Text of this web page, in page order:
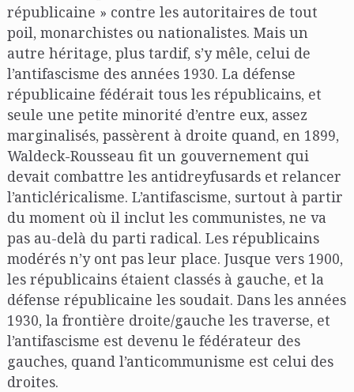
républicaine » contre les autoritaires de tout
poil, monarchistes ou nationalistes. Mais un
autre héritage, plus tardif, s’y mêle, celui de
l’antifascisme des années 1930. La défense
républicaine fédérait tous les républicains, et
seule une petite minorité d’entre eux, assez
marginalisés, passèrent à droite quand, en 1899,
Waldeck-Rousseau fit un gouvernement qui
devait combattre les antidreyfusards et relancer
l’anticléricalisme. L’antifascisme, surtout à partir
du moment où il inclut les communistes, ne va
pas au-delà du parti radical. Les républicains
modérés n’y ont pas leur place. Jusque vers 1900,
les républicains étaient classés à gauche, et la
défense républicaine les soudait. Dans les années
1930, la frontière droite/gauche les traverse, et
l’antifascisme est devenu le fédérateur des
gauches, quand l’anticommunisme est celui des
droites.